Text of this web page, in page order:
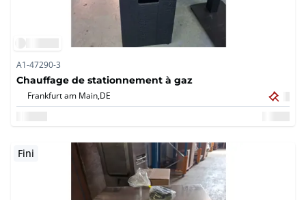
A1-47290-3
Chauffage de stationnement à gaz
Frankfurt am Main,DE
Fini